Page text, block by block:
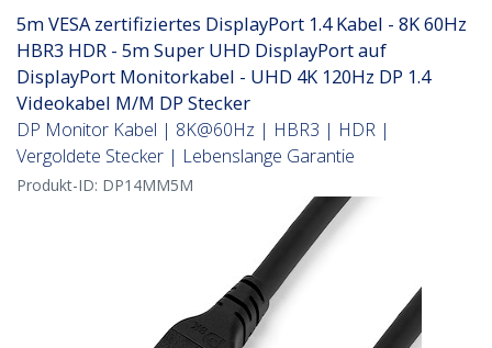
5m VESA zertifiziertes DisplayPort 1.4 Kabel - 8K 60Hz
HBR3 HDR - 5m Super UHD DisplayPort auf
DisplayPort Monitorkabel - UHD 4K 120Hz DP 1.4
Videokabel M/M DP Stecker
DP Monitor Kabel | 8K@60Hz | HBR3 | HDR |
Vergoldete Stecker | Lebenslange Garantie
Produkt-ID: DP14MM5M